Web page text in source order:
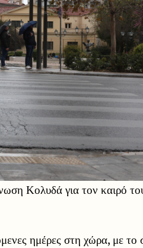
Κολυδά για τον καιρό
ημέρες στη χώρα, με το